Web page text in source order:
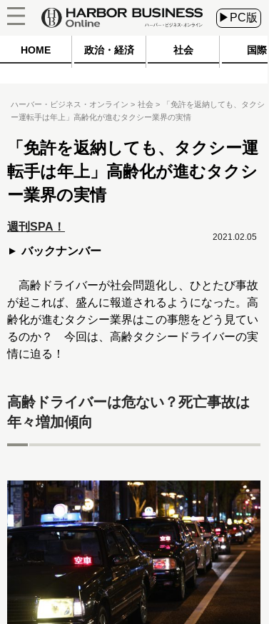
▶PC版
HOME 政治・経済 社会 国際
ハーバー・ビジネス・オンライン 社会
「免許を返納しても、タクシ
ー運転手は年上」高齢化が進むタクシー業界の実情
「免許を返納しても、タクシー運
転手は年上」高齢化が進むタクシ
ー業界の実情
週刊SPA！
バックナンバー
2021.02.05
高齢ドライバーが社会問題化し、ひとたび事故
が起これば、盛んに報道されるようになった。高
齢化が進むタクシー業界はこの事態をどう見てい
るのか？ 今回は、高齢タクシードライバーの実
情に迫る！
高齢ドライバーは危ない？死亡事故は
年々増加傾向